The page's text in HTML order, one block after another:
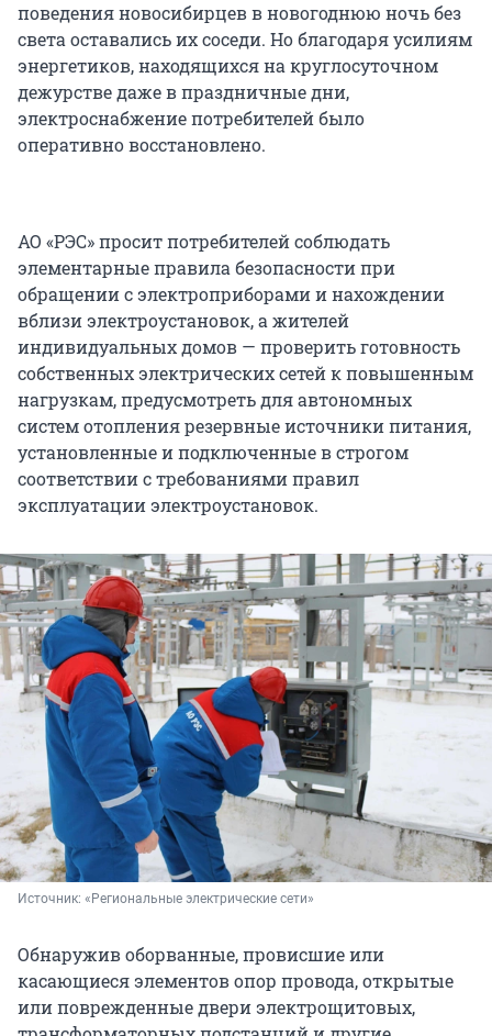
поведения новосибирцев в новогоднюю ночь без
света оставались их соседи. Но благодаря усилиям
энергетиков, находящихся на круглосуточном
дежурстве даже в праздничные дни,
электроснабжение потребителей было
оперативно восстановлено.
АО «РЭС» просит потребителей соблюдать
элементарные правила безопасности при
обращении с электроприборами и нахождении
вблизи электроустановок, а жителей
индивидуальных домов — проверить готовность
собственных электрических сетей к повышенным
нагрузкам, предусмотреть для автономных
систем отопления резервные источники питания,
установленные и подключенные в строгом
соответствии с требованиями правил
эксплуатации электроустановок.
Источник: «Региональные электрические сети»
Обнаружив оборванные, провисшие или
касающиеся элементов опор провода, открытые
или поврежденные двери электрощитовых,